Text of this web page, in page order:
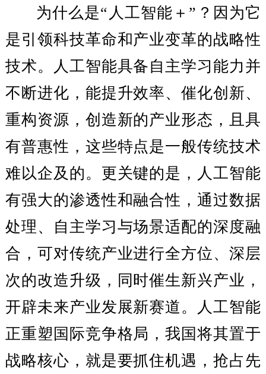
为什么是“人工智能＋”？因为它
是引领科技革命和产业变革的战略性
技术。人工智能具备自主学习能力并
不断进化，能提升效率、催化创新、
重构资源，创造新的产业形态，且具
有普惠性，这些特点是一般传统技术
难以企及的。更关键的是，人工智能
有强大的渗透性和融合性，通过数据
处理、自主学习与场景适配的深度融
合，可对传统产业进行全方位、深层
次的改造升级，同时催生新兴产业，
开辟未来产业发展新赛道。人工智能
正重塑国际竞争格局，我国将其置于
战略核心，就是要抓住机遇，抢占先